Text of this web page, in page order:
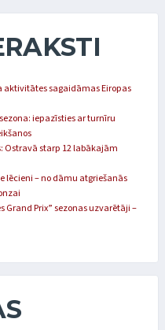
aktivitātes sagaidāmas Eiropas
iepazīsties ar turnīru
Ostravā starp 12 labākajām
lēcieni – no dāmu atgriešanās
Grand Prix” sezonas uzvarētāji –